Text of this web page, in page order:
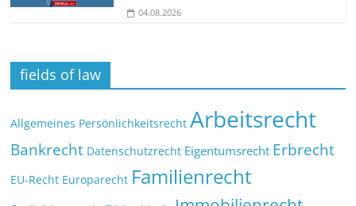
04.08.2026
fields of law
Allgemeines Persönlichkeitsrecht Arbeitsrecht
Bankrecht Datenschutzrecht Eigentumsrecht Erbrecht
EU-Recht Europarecht Familienrecht